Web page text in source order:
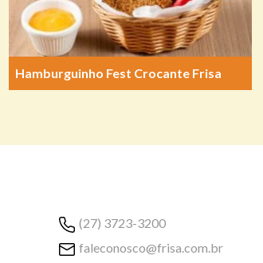
Hamburguinho Fest Crocante Frisa
(27) 3723-3200
faleconosco@frisa.com.br